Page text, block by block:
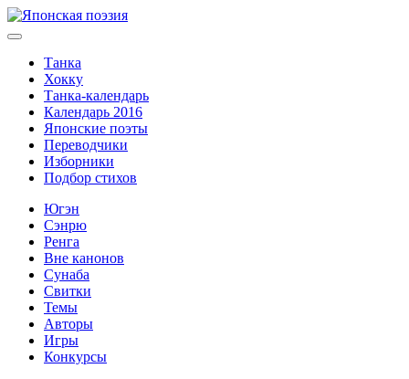
Танка
Хокку
Танка-календарь
Календарь 2016
Японские поэты
Переводчики
Изборники
Подбор стихов
Югэн
Сэнрю
Ренга
Вне канонов
Сунаба
Свитки
Темы
Авторы
Игры
Конкурсы